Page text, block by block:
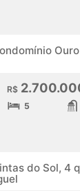
R$
5
do Sol, 4